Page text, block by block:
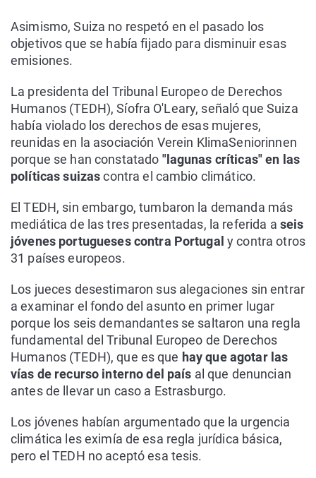
Asimismo, Suiza no respetó en el pasado los
objetivos que se había fijado para disminuir esas
emisiones.
La presidenta del Tribunal Europeo de Derechos
Humanos (TEDH), Síofra O'Leary, señaló que Suiza
había violado los derechos de esas mujeres,
reunidas en la asociación Verein KlimaSeniorinnen
porque se han constatado "lagunas críticas" en las
políticas suizascontra el cambio climático.
El TEDH, sin embargo, tumbaron la demanda más
mediática de las tres presentadas, la referida a seis
jóvenes portugueses contra Portugaly contra otros
31 países europeos.
Los jueces desestimaron sus alegaciones sin entrar
a examinar el fondo del asunto en primer lugar
porque los seis demandantes se saltaron una regla
fundamental del Tribunal Europeo de Derechos
Humanos (TEDH), que es que hay que agotar las
vías de recurso interno del país al que denuncian
antes de llevar un caso a Estrasburgo.
Los jóvenes habían argumentado que la urgencia
climática les eximía de esa regla jurídica básica,
pero el TEDH no aceptó esa tesis.